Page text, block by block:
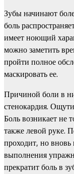
Зубы начинают
боль
имеет ноющий
можно заметить
пройти полное
маскировать ее.
Причиной боли в
стенокардия.
Боль возникает не
также левой руке.
проходит, но вновь
выполнения
прекратит боль в